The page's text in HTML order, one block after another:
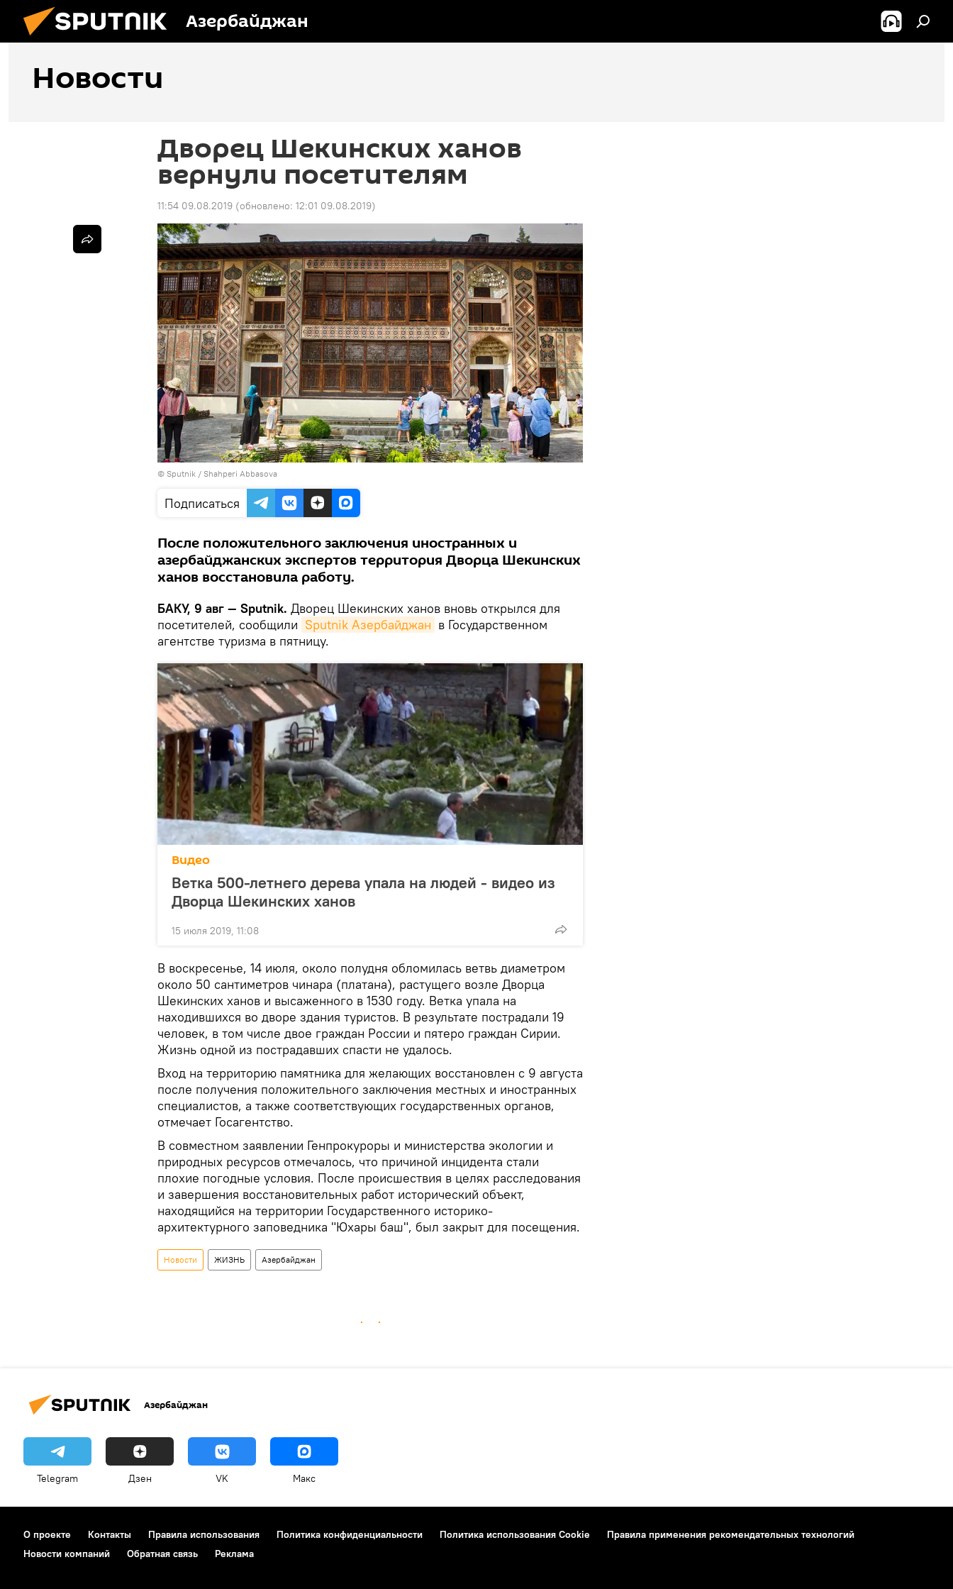
Азербайджан
Новости
Дворец Шекинских ханов
вернули посетителям
11:54 09.08.2019 (обновлено: 12:01 09.08.2019)
© Sputnik / Shahperi Abbasova
Подписаться
После положительного заключения иностранных и
азербайджанских экспертов территория Дворца Шекинских
ханов восстановила работу.
БАКУ, 9 авг — Sputnik. Дворец Шекинских ханов вновь открылся для
посетителей, сообщили Sputnik Азербайджан в Государственном
агентстве туризма в пятницу.
Видео
Ветка 500-летнего дерева упала на людей - видео из
Дворца Шекинских ханов
15 июля 2019, 11:08
В воскресенье, 14 июля, около полудня обломилась ветвь диаметром
около 50 сантиметров чинара (платана), растущего возле Дворца
Шекинских ханов и высаженного в 1530 году. Ветка упала на
находившихся во дворе здания туристов. В результате пострадали 19
человек, в том числе двое граждан России и пятеро граждан Сирии.
Жизнь одной из пострадавших спасти не удалось.
Вход на территорию памятника для желающих восстановлен с 9 августа
после получения положительного заключения местных и иностранных
специалистов, а также соответствующих государственных органов,
отмечает Госагентство.
В совместном заявлении Генпрокуроры и министерства экологии и
природных ресурсов отмечалось, что причиной инцидента стали
плохие погодные условия. После происшествия в целях расследования
и завершения восстановительных работ исторический объект,
находящийся на территории Государственного историко-
архитектурного заповедника "Юхары баш", был закрыт для посещения.
Новости ЖИЗНЬ Азербайджан
Азербайджан
Telegram Дзен VK Макс
О проекте Контакты Правила использования Политика конфиденциальности Политика использования Cookie
Правила применения рекомендательных технологий
Новости компаний
Обратная связь Реклама